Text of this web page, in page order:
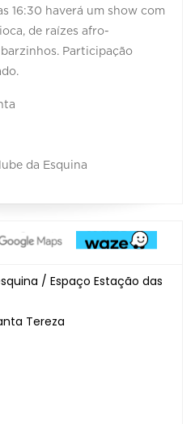
16:30 haverá um show com
de raízes afro-
Participação
da Esquina
/ Espaço Estação das
Tereza